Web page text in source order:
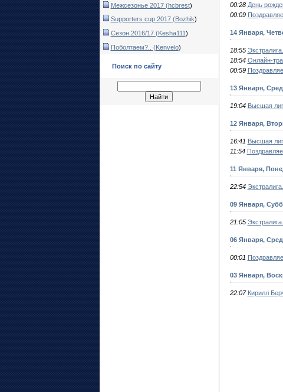
Межсезонье 2017 (hcbrest)
Supporters cup 2017 (Bozhik)
Сезон 2016/17 (Kesha111)
Поболтаем?.. (Kenvelo)
Поиск по сайту
00:28 День
00:09
14 Января,
18:55
18:54 Онлайн-
00:59
13 Января,
19:04 Высшая
12 Января,
16:41 Высшая
11:54
11 Января,
22:54
09 Января,
21:05
06 Января,
00:01
03 Января,
22:07 Кирилл